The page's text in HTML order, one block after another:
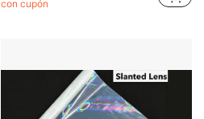
con cupón